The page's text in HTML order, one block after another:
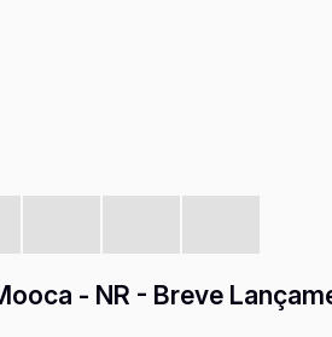
- NR - Breve